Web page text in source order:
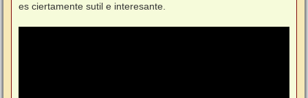
es ciertamente sutil e interesante.